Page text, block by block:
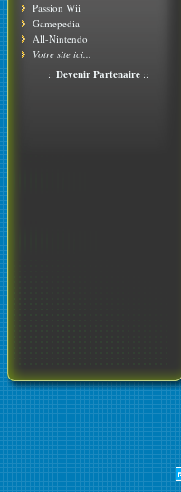
Passion Wii
Gamepedia
All-Nintendo
Votre site ici...
:: Devenir Partenaire ::
Le